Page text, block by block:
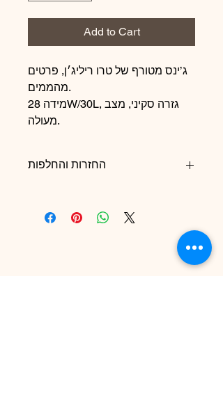
Add to Cart
ג’ינס מטורף של טרו ריליג׳ן, פרטים
מהממים.
מידה 28W/30L, גזרה סקיני, מצב
מעולה.
החזרות והחלפות